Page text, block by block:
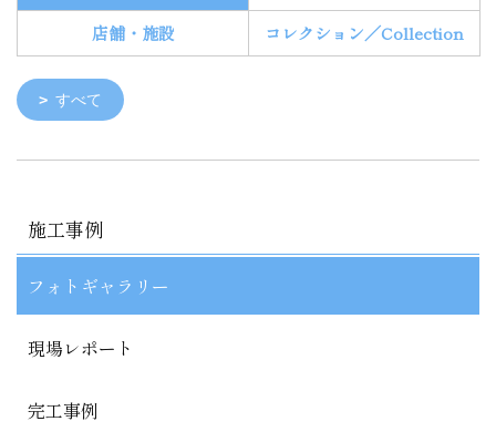
店舗・施設
コレクション／Collection
すべて
施工事例
フォトギャラリー
現場レポート
完工事例